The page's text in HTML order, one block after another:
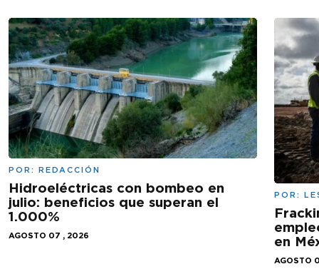
POR: REDACCIÓN
Hidroeléctricas con bombeo en
julio: beneficios que superan el
1.000%
AGOSTO 07 , 2026
POR:
en
AGOSTO